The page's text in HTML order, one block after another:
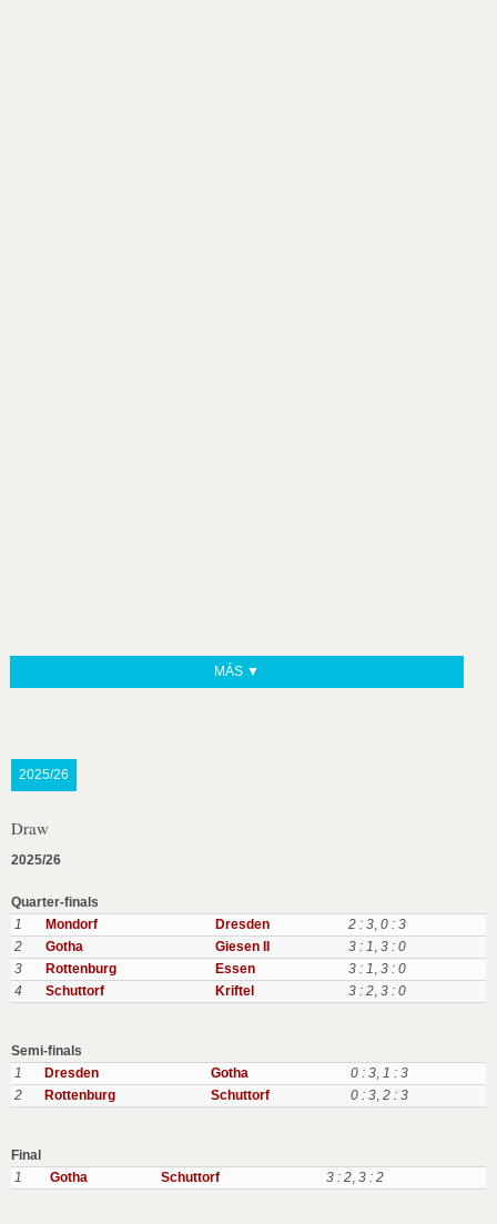
MÁS ▼
2025/26
Draw
2025/26
Quarter-finals
1
Mondorf Dresden 2 : 3, 0 : 3
2
Gotha Giesen II 3 : 1, 3 : 0
3
Rottenburg Essen 3 : 1, 3 : 0
4
Schuttorf Kriftel 3 : 2, 3 : 0
Semi-finals
1
Dresden Gotha 0 : 3, 1 : 3
2
Rottenburg Schuttorf 0 : 3, 2 : 3
Final
1
Gotha Schuttorf 3 : 2, 3 : 2